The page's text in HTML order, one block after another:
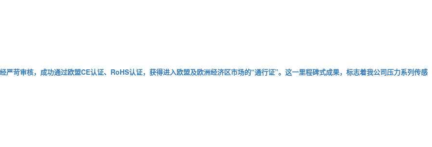
苛审核，成功通过欧盟CE认证、RoHS认证，获得进入欧盟及欧洲经济区市场的“通行证”。这一里程碑式成果，标志着我公司压力系列传感